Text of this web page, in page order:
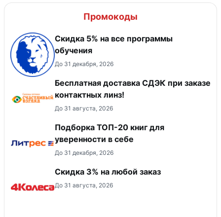
Промокоды
Скидка 5% на все программы
обучения
До 31 декабря, 2026
Бесплатная доставка СДЭК при заказе
контактных линз!
До 31 августа, 2026
Подборка ТОП-20 книг для
уверенности в себе
До 31 декабря, 2026
Скидка 3% на любой заказ
До 31 августа, 2026